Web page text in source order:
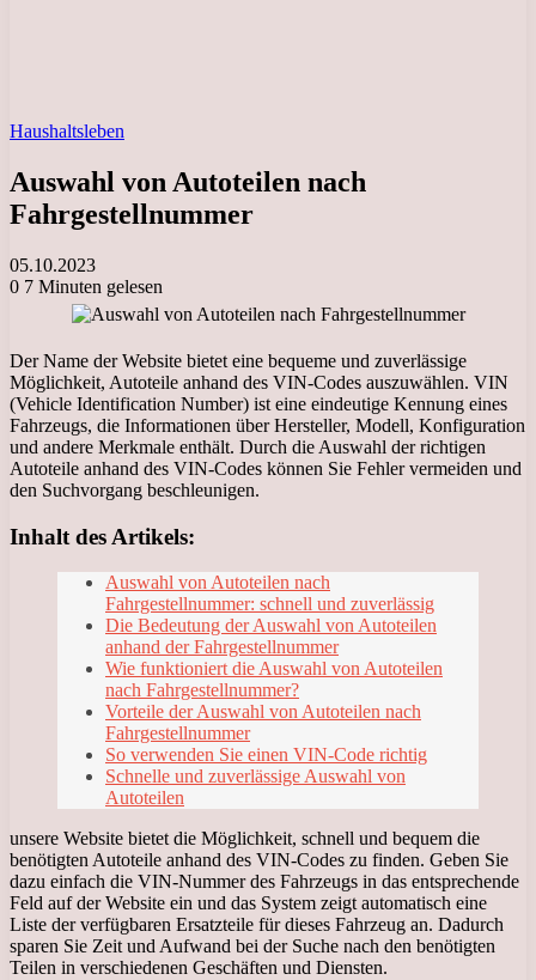
Haushaltsleben
Auswahl von Autoteilen nach
Fahrgestellnummer
05.10.2023
0 7 Minuten gelesen
Der Name der Website bietet eine bequeme und zuverlässige
Möglichkeit, Autoteile anhand des VIN-Codes auszuwählen. VIN
(Vehicle Identification Number) ist eine eindeutige Kennung eines
Fahrzeugs, die Informationen über Hersteller, Modell, Konfiguration
und andere Merkmale enthält. Durch die Auswahl der richtigen
Autoteile anhand des VIN-Codes können Sie Fehler vermeiden und
den Suchvorgang beschleunigen.
Inhalt des Artikels:
Auswahl von Autoteilen nach
Fahrgestellnummer: schnell und zuverlässig
Die Bedeutung der Auswahl von Autoteilen
anhand der Fahrgestellnummer
Wie funktioniert die Auswahl von Autoteilen
nach Fahrgestellnummer?
Vorteile der Auswahl von Autoteilen nach
Fahrgestellnummer
So verwenden Sie einen VIN-Code richtig
Schnelle und zuverlässige Auswahl von
Autoteilen
unsere Website bietet die Möglichkeit, schnell und bequem die
benötigten Autoteile anhand des VIN-Codes zu finden. Geben Sie
dazu einfach die VIN-Nummer des Fahrzeugs in das entsprechende
Feld auf der Website ein und das System zeigt automatisch eine
Liste der verfügbaren Ersatzteile für dieses Fahrzeug an. Dadurch
sparen Sie Zeit und Aufwand bei der Suche nach den benötigten
Teilen in verschiedenen Geschäften und Diensten.